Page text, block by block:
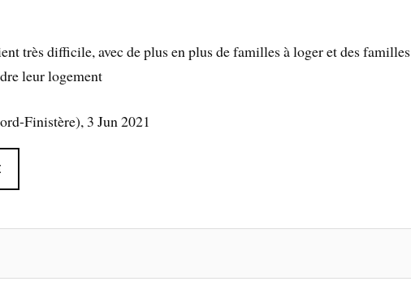
très difficile, avec de plus en plus de familles à loger et des familles
leur logement
Finistère), 3 Jun 2021